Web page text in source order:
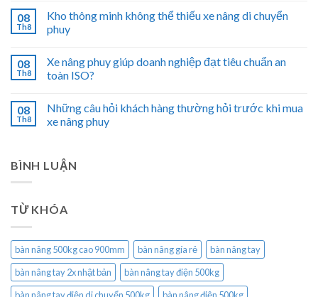
08
Th8
Kho thông minh không thể thiếu xe nâng di chuyển
phuy
08
Th8
Xe nâng phuy giúp doanh nghiệp đạt tiêu chuẩn an
toàn ISO?
08
Th8
Những câu hỏi khách hàng thường hỏi trước khi mua
xe nâng phuy
BÌNH LUẬN
TỪ KHÓA
bàn nâng 500kg cao 900mm bàn nâng gía rẻ
bàn nâng tay
bàn nâng tay 2x nhật bản
bàn nâng tay điện 500kg
bàn nâng tay điện di chuyển 500kg
bàn nâng điện 500kg